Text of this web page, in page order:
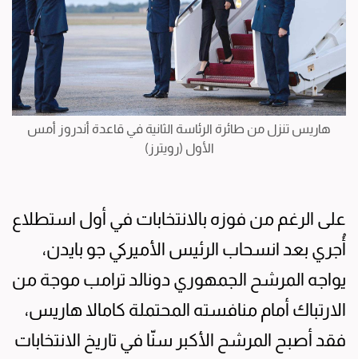
هاريس تنزل من طائرة الرئاسة الثانية في قاعدة أندروز أمس
الأول (رويترز)
على الرغم من فوزه بالانتخابات في أول استطلاع
أُجري بعد انسحاب الرئيس الأميركي جو بايدن،
يواجه المرشح الجمهوري دونالد ترامب موجة من
الارتباك أمام منافسته المحتملة كامالا هاريس،
فقد أصبح المرشح الأكبر سنّا في تاريخ الانتخابات